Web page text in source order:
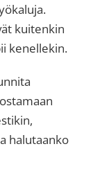
kuitenkin
kenellekin.
halutaanko